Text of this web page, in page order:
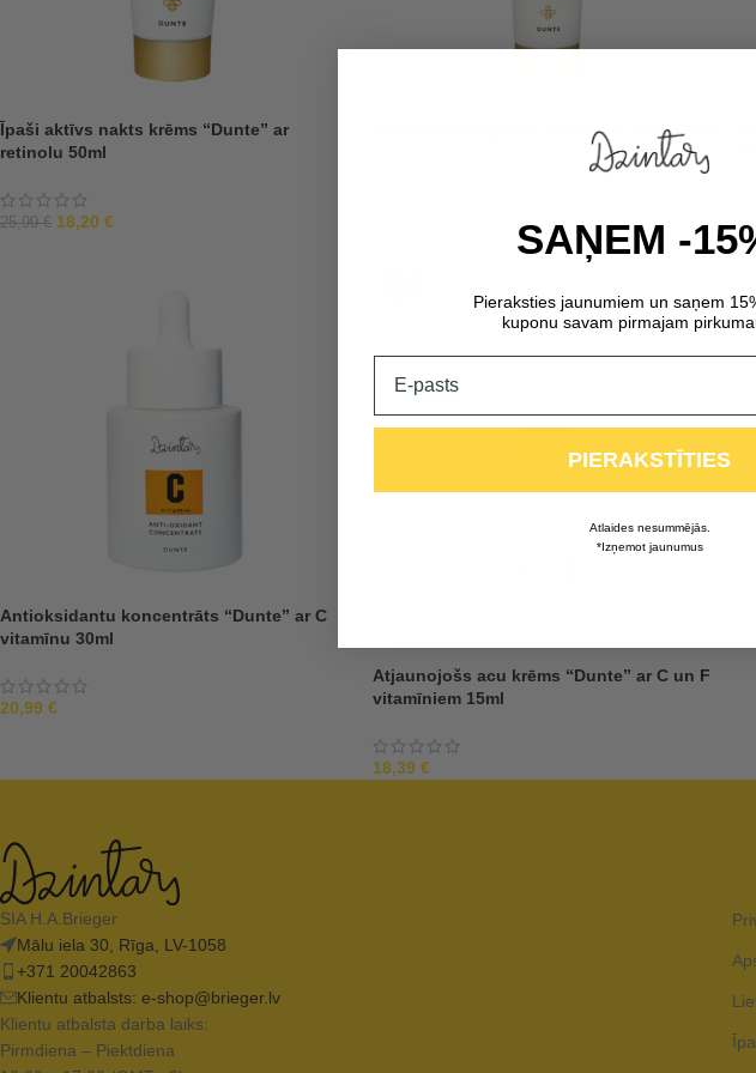
Īpaši aktīvs nakts krēms “Dunte” ar
retinolu 50ml
25,99€ 18,20 €
Dziļi attīrošas putas “Dunte” ar sodu 75ml
Antioksidantu koncentrāts “Dunte” ar C
vitamīnu 30ml
20,99 €
Atjaunojošs acu krēms “Dunte” ar C un F
vitamīniem 15ml
18,39 €
SIA H.A.Brieger
Mālu iela 30, Rīga, LV-1058
+371 20042863
Klientu atbalsts: e-shop@brieger.lv
Klientu atbalsta darba laiks:
Pirmdiena – Piektdiena
SAŅEM -
Pieraksties jaunumiem un saņem
kuponu savam pirmajam
PIERAKSTĪTIES
Atlaides nesummējās.
*Izņemot jaunumus